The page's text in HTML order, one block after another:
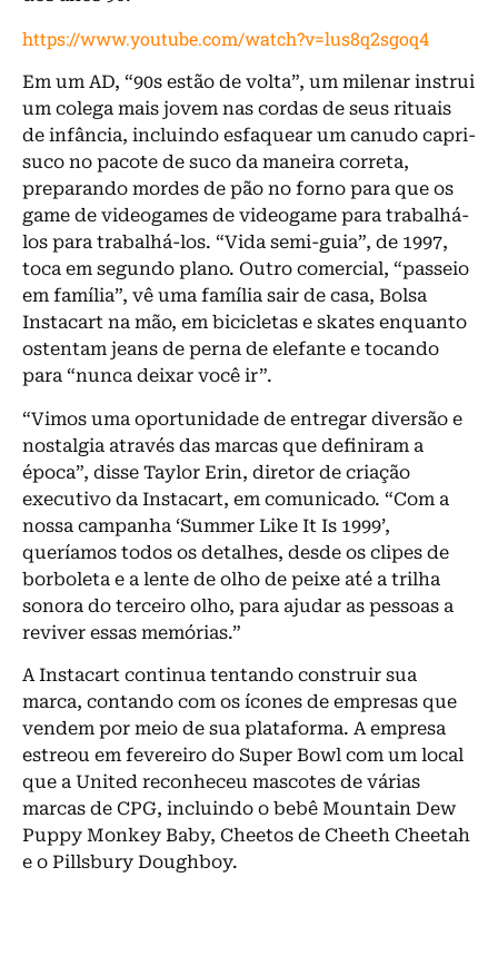
https://www.youtube.com/watch?v=lus8q2sgoq4
Em um AD, “90s estão de volta”, um milenar instrui
um colega mais jovem nas cordas de seus rituais
de infância, incluindo esfaquear um canudo capri-
suco no pacote de suco da maneira correta,
preparando mordes de pão no forno para que os
game de videogames de videogame para trabalhá-
los para trabalhá-los. “Vida semi-guia”, de 1997,
toca em segundo plano. Outro comercial, “passeio
em família”, vê uma família sair de casa, Bolsa
Instacart na mão, em bicicletas e skates enquanto
ostentam jeans de perna de elefante e tocando
para “nunca deixar você ir”.
“Vimos uma oportunidade de entregar diversão e
nostalgia através das marcas que definiram a
época”, disse Taylor Erin, diretor de criação
executivo da Instacart, em comunicado. “Com a
nossa campanha ‘Summer Like It Is 1999’,
queríamos todos os detalhes, desde os clipes de
borboleta e a lente de olho de peixe até a trilha
sonora do terceiro olho, para ajudar as pessoas a
reviver essas memórias.”
A Instacart continua tentando construir sua
marca, contando com os ícones de empresas que
vendem por meio de sua plataforma. A empresa
estreou em fevereiro do Super Bowl com um local
que a United reconheceu mascotes de várias
marcas de CPG, incluindo o bebê Mountain Dew
Puppy Monkey Baby, Cheetos de Cheeth Cheetah
e o Pillsbury Doughboy.